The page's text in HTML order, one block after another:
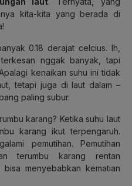
kita-kita yang berada di
0.18 derajat celcius. Ih,
terkesan nggak banyak, tapi
kenaikan suhu ini tidak
tetapi juga di laut dalam –
paling subur.
karang? Ketika suhu laut
karang ikut terpengaruh.
pemutihan. Pemutihan
terumbu karang rentan
menyebabkan kematian